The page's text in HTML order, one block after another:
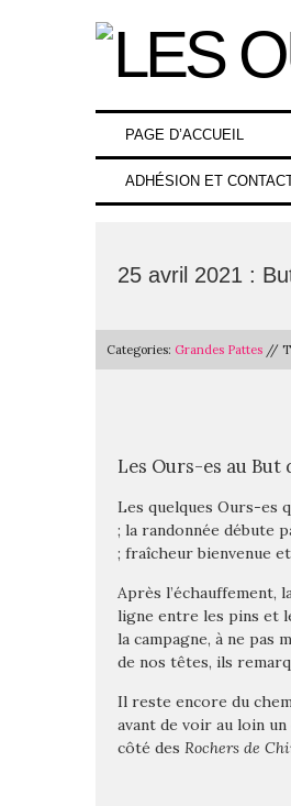
PAGE D’ACCUEIL
ADHÉSION ET
25 avril 2021 :
Categories: Grandes Pattes //
Les Ours-es au But
Les quelques Ours-es
; la randonnée débute
; fraîcheur bienvenue
Après l’échauffement,
ligne entre les pins et
la campagne, à ne pas
de nos têtes, ils
Il reste encore du
avant de voir au loin
côté des Rochers de